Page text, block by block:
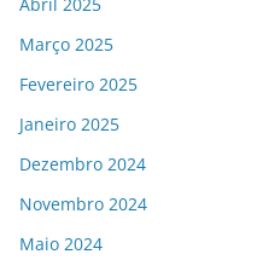
Março 2025
Fevereiro 2025
Janeiro 2025
Dezembro 2024
Novembro 2024
Maio 2024